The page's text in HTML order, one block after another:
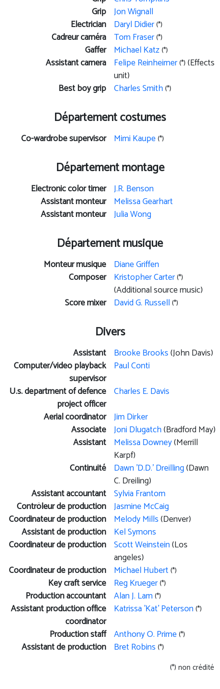
Grip Jon Wignall
Electrician Daryl Didier(*)
Cadreur caméra Tom Fraser(*)
Gaffer Michael Katz(*)
Assistant camera Felipe Reinheimer(*) (Effects
unit)
Best boy grip Charles Smith(*)
Département costumes
Co-wardrobe supervisor Mimi Kaupe(*)
Département montage
Electronic color timer J.R. Benson
Assistant monteur Melissa Gearhart
Assistant monteur Julia Wong
Département musique
Monteur musique Diane Griffen
Composer Kristopher Carter(*)
(Additional source music)
Score mixer David G. Russell(*)
Divers
Assistant Brooke Brooks(John Davis)
Computer/video playback
supervisor
Paul Conti
U.s. department of defence
project officer
Charles E. Davis
Aerial coordinator Jim Dirker
Associate Joni Dlugatch(Bradford May)
Assistant Melissa Downey(Merrill
Karpf)
Continuité Dawn 'D.D.' Dreilling(Dawn
C. Dreiling)
Assistant accountant Sylvia Frantom
Contrôleur de production Jasmine McCaig
Coordinateur de production Melody Mills(Denver)
Assistant de production Kel Symons
Coordinateur de production Scott Weinstein(Los
angeles)
Coordinateur de production Michael Hubert(*)
Key craft service Reg Krueger(*)
Production accountant Alan J. Lam(*)
Assistant production office
coordinator
Katrissa 'Kat' Peterson(*)
Production staff Anthony O. Prime(*)
Assistant de production Bret Robins (*)
(*) non crédité